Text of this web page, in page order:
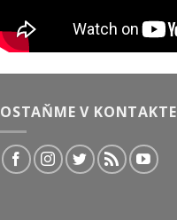
OSTAŇME V KONTAKTE